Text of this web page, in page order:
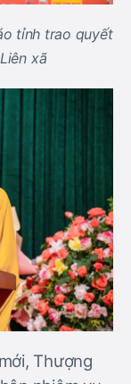
tỉnh trao quyết
xã
Thượng